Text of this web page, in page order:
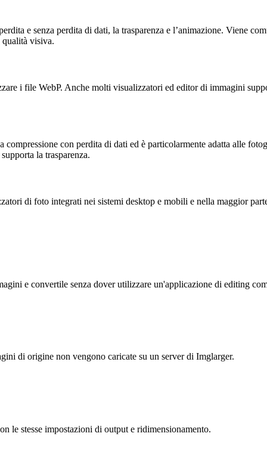
e senza perdita di dati, la trasparenza e l’animazione. Viene
visiva.
i file WebP. Anche molti visualizzatori ed editor di immagini
con perdita di dati ed è particolarmente adatta alle
la trasparenza.
di foto integrati nei sistemi desktop e mobili e nella maggior
e convertile senza dover utilizzare un'applicazione di editing
di origine non vengono caricate su un server di Imglarger.
le stesse impostazioni di output e ridimensionamento.